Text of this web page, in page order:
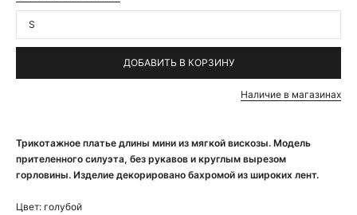
Трикотажное платье длины мини из мягкой вискозы. Модель
прителенного силуэта, без рукавов и круглым вырезом
горловины. Изделие декорировано бахромой из широких лент.
Цвет: голубой
S
ДОБАВИТЬ В КОРЗИНУ
Наличие в магазинах